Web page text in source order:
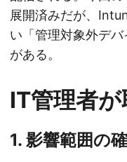
展開済みだが、
い「管理対象外デ
がある。
IT管理者
1. 影響範囲の